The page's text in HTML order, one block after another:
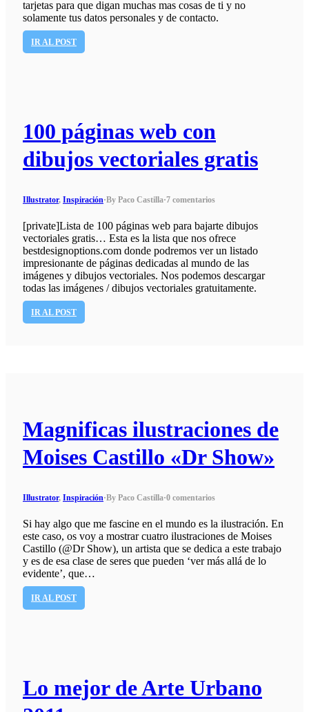
tarjetas para que digan muchas mas cosas de ti y no
solamente tus datos personales y de contacto.
IR AL POST
100 páginas web con
dibujos vectoriales gratis
Illustrator, Inspiración·By Paco Castilla·7 comentarios
[private]Lista de 100 páginas web para bajarte dibujos
vectoriales gratis… Esta es la lista que nos ofrece
bestdesignoptions.com donde podremos ver un listado
impresionante de páginas dedicadas al mundo de las
imágenes y dibujos vectoriales. Nos podemos descargar
todas las imágenes / dibujos vectoriales gratuitamente.
IR AL POST
Magnificas ilustraciones de
Moises Castillo «Dr Show»
Illustrator, Inspiración·By Paco Castilla·0 comentarios
Si hay algo que me fascine en el mundo es la ilustración. En
este caso, os voy a mostrar cuatro ilustraciones de Moises
Castillo (@Dr Show), un artista que se dedica a este trabajo
y es de esa clase de seres que pueden ‘ver más allá de lo
evidente’, que…
IR AL POST
Lo mejor de Arte Urbano